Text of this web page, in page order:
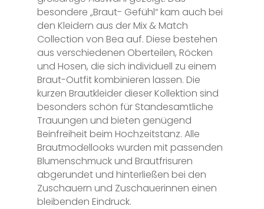
besondere „Braut- Gefühl“ kam auch bei
den Kleidern aus der Mix & Match
Collection von Bea auf. Diese bestehen
aus verschiedenen Oberteilen, Röcken
und Hosen, die sich individuell zu einem
Braut-Outfit kombinieren lassen. Die
kurzen Brautkleider dieser Kollektion sind
besonders schön für Standesamtliche
Trauungen und bieten genügend
Beinfreiheit beim Hochzeitstanz. Alle
Brautmodellooks wurden mit passenden
Blumenschmuck und Brautfrisuren
abgerundet und hinterließen bei den
Zuschauern und Zuschauerinnen einen
bleibenden Eindruck.